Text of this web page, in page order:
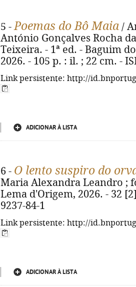
5 -Poemas do Bô Maia /
António Gonçalves Rocha
Teixeira. - 1ª ed. - Baguim
2026. - 105 p. : il. ; 22 cm. -
Link persistente: http://
ADICIONAR À LISTA
6 - O lento suspiro do
Maria Alexandra Leandro ;
Lema d'Origem, 2026. - 32
9237-84-1
Link persistente: http://
ADICIONAR À LISTA